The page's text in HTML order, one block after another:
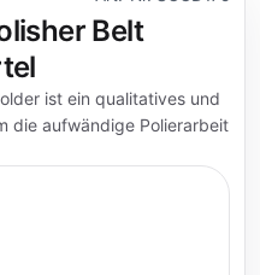
Belt
ist ein qualitatives und
die aufwändige Polierarbeit